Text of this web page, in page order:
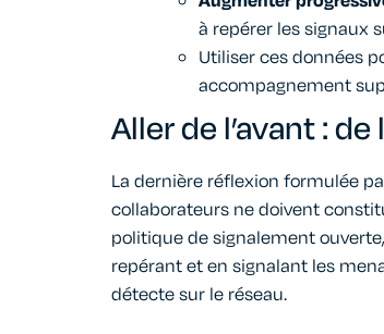
à repérer les signaux
Utiliser ces données
accompagnement
Aller de l’avant :
La dernière réflexion formulée
collaborateurs nedoivent
politique de signalement
repérant et en signalant les
détecte sur le réseau.